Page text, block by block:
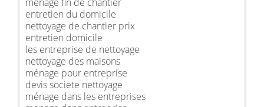
entretien du domicile
nettoyage de chantier prix
entretien domicile
les entreprise de nettoyage
nettoyage des maisons
ménage pour entreprise
devis societe nettoyage
ménage dans les entreprises